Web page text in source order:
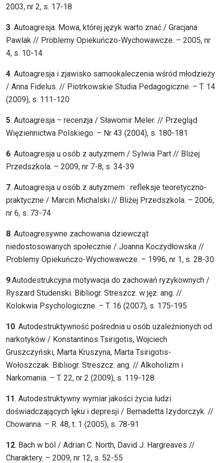
2003, nr 2, s. 17-18
3. Autoagresja. Mowa, której język warto znać / Gracjana
Pawlak // Problemy Opiekuńczo-Wychowawcze. – 2005, nr
4, s. 10-14
4. Autoagresja i zjawisko samookaleczenia wśród młodzieży
/ Anna Fidelus. // Piotrkowskie Studia Pedagogiczne. – T. 14
(2009), s. 111-120
5. Autoagresja – recenzja / Sławomir Meler. // Przegląd
Więziennictwa Polskiego. – Nr 43 (2004), s. 180-181
6. Autoagresja u osób z autyzmem / Sylwia Part // Bliżej
Przedszkola. – 2009, nr 7-8, s. 34-39
7. Autoagresja u osób z autyzmem : refleksje teoretyczno-
praktyczne / Marcin Michalski // Bliżej Przedszkola. – 2006,
nr 6, s. 73-74
8. Autoagresywne zachowania dziewcząt
niedostosowanych społecznie / Joanna Koczydłowska //
Problemy Opiekuńczo-Wychowawcze. – 1996, nr 1, s. 28-30
9.Autodestrukcyjna motywacja do zachowań ryzykownych /
Ryszard Studenski. Bibliogr. Streszcz. w jęz. ang. //
Kolokwia Psychologiczne. – T. 16 (2007), s. 175-195
10. Autodestruktywność pośrednia u osób uzależnionych od
narkotyków / Konstantinos Tsirigotis, Wojciech
Gruszczyński, Marta Kruszyna, Marta Tsirigotis-
Wołoszczak. Bibliogr. Streszcz. ang. // Alkoholizm i
Narkomania. – T. 22, nr 2 (2009), s. 119-128
11. Autodestruktywny wymiar jakości życia ludzi
doświadczających lęku i depresji / Bernadetta Izydorczyk. //
Chowanna. – R. 48, t. 1 (2005), s. 78-91
12. Bach w ból / Adrian C. North, David J. Hargreaves //
Charaktery. – 2009, nr 12, s. 52-55